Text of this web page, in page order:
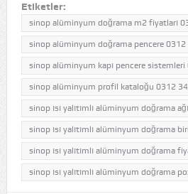
Etiketler:
sinop alüminyum doğrama m2 fiyatları
sinop alüminyum doğrama pencere
sinop alüminyum kapı pencere
sinop alüminyum profil kataloğu 0312
sinop ısı yalıtımlı alüminyum doğrama
sinop ısı yalıtımlı alüminyum doğrama
sinop ısı yalıtımlı alüminyum doğrama
sinop ısı yalıtımlı alüminyum doğrama